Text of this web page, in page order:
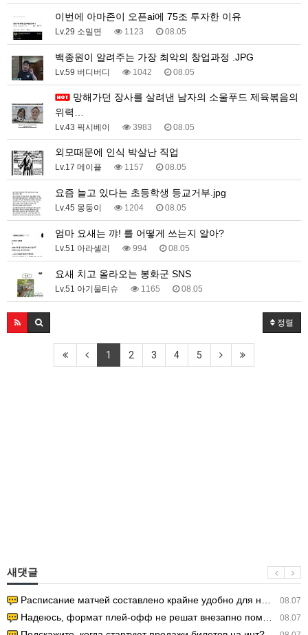
이번에 아마존이 오픈ai에 75조 투자한 이유
Lv.29 소밀면 1123 08.05
백종원이 알려주는 가장 최악의 창업과정 .JPG
Lv.59 버디버디 1042 08.05
위력…
Lv.43 픽시베이 3983 08.05
외모때문에 인식 박살난 직업
Lv.17 메이플 1157 08.05
요즘 늘고 있다는 초등학생 등교거부.jpg
Lv.45 몽둥이 1204 08.05
엄마 요새는 꺄! 를 어떻게 쓰는지 알아?
Lv.51 아라셀리 994 08.05
요새 치고 올라오는 봉화군 SNS
Lv.51 아기물티슈 1165 08.05
정렬
1 2 3 4 5
새댓글
08.07
Расписание матчей составлено крайне удобно для нашего часово…
08.07
Надеюсь, формат плей-офф не решат внезапно поменять. https:/…